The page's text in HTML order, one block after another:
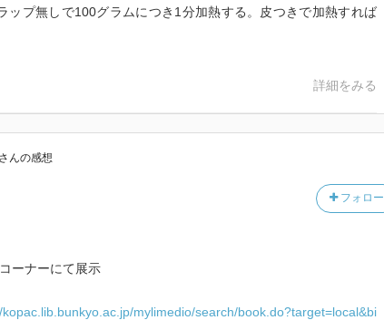
ップ無しで100グラムにつき1分加熱する。皮つきで加熱すれば
詳細をみる
さんの感想
フォロー
ーナーにて展示
kopac.lib.bunkyo.ac.jp/mylimedio/search/book.do?target=local&bi